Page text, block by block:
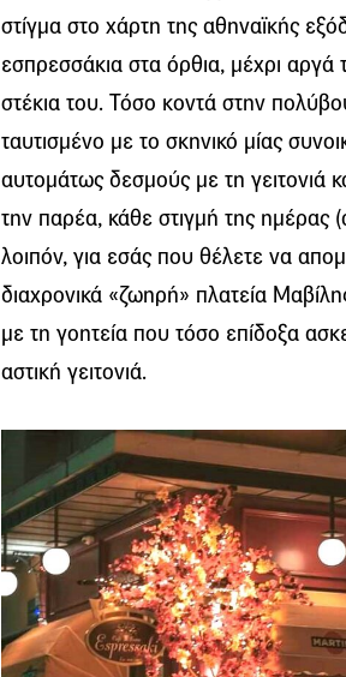
στίγμα στο χάρτη της αθηναϊκής
εσπρεσσάκια στα όρθια, μέχρι αργά
στέκια του. Τόσο κοντά στην
ταυτισμένο με το σκηνικό μίας
αυτομάτως δεσμούς με τη γειτονιά
την παρέα, κάθε στιγμή της ημέρας
λοιπόν, για εσάς που θέλετε να
διαχρονικά «ζωηρή» πλατεία
με τη γοητεία που τόσο επίδοξα
αστική γειτονιά.